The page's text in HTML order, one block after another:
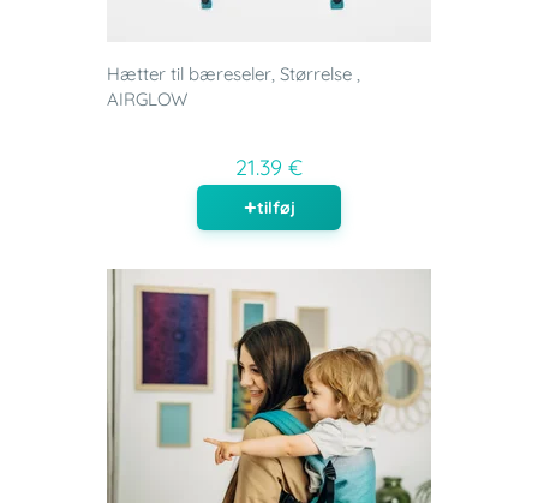
Hætter til bæreseler, Størrelse ,
AIRGLOW
21.39 €
tilføj